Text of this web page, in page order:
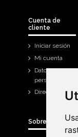
Cuenta de
cliente
Iniciar sesión
Mi cuenta
Datos
personales
Direcciones
Sobre